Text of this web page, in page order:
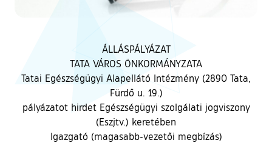
ÁLLÁSPÁLYÁZAT
TATA VÁROS ÖNKORMÁNYZATA
Tatai Egészségügyi Alapellátó Intézmény (2890 Tata,
Fürdő u. 19.)
pályázatot hirdet Egészségügyi szolgálati jogviszony
(Eszjtv.) keretében
Igazgató (magasabb-vezetői megbízás)